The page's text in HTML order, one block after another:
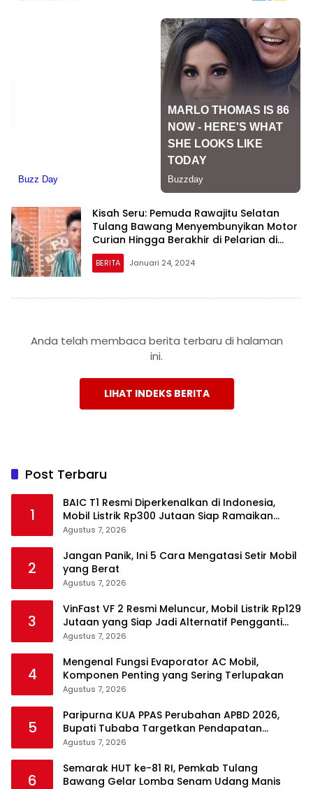
Kisah Seru: Pemuda Rawajitu Selatan
Tulang Bawang Menyembunyikan Motor
Curian Hingga Berakhir di Pelarian di
Mesuji
BERITA Januari 24, 2024
Anda telah membaca berita terbaru di halaman
ini.
LIHAT INDEKS BERITA
Post Terbaru
1
BAIC T1 Resmi Diperkenalkan di Indonesia,
Mobil Listrik Rp300 Jutaan Siap Ramaikan
Pasar EV
Agustus 7, 2026
2
Jangan Panik, Ini 5 Cara Mengatasi Setir Mobil
yang Berat
Agustus 7, 2026
3
VinFast VF 2 Resmi Meluncur, Mobil Listrik Rp129
Jutaan yang Siap Jadi Alternatif Pengganti
Motor
Agustus 7, 2026
4
Mengenal Fungsi Evaporator AC Mobil,
Komponen Penting yang Sering Terlupakan
Agustus 7, 2026
5
Paripurna KUA PPAS Perubahan APBD 2026,
Bupati Tubaba Targetkan Pendapatan
Daerah Rp820,3 Miliar
Agustus 7, 2026
6
Semarak HUT ke-81 RI, Pemkab Tulang
Bawang Gelar Lomba Senam Udang Manis